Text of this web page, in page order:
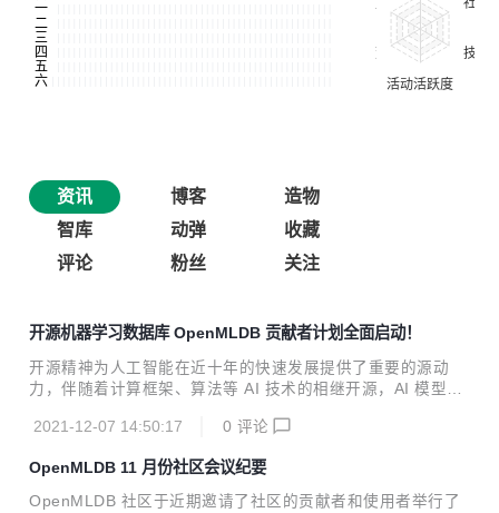
资讯 博客
造物
智库
动弹
收藏
评论
粉丝 关注
开源机器学习数据库 OpenMLDB 贡献者计划全面启动！
开源精神为人工智能在近十年的快速发展提供了重要的源动
力，伴随着计算框架、算法等 AI 技术的相继开源，AI 模型构
2021-12-07 14:50:17
0 评论
OpenMLDB 11 月份社区会议纪要
OpenMLDB 社区于近期邀请了社区的贡献者和使用者举行了